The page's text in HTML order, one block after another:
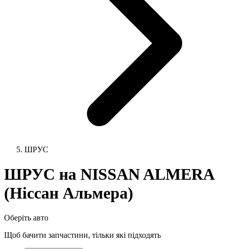
ШРУС
ШРУС на NISSAN ALMERA
(Нiссан Альмера)
Оберіть авто
Щоб бачити запчастини, тільки які підходять